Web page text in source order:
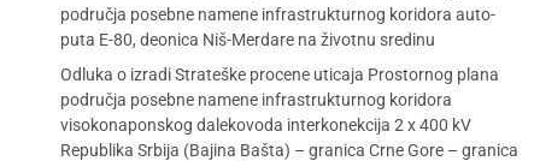
područja posebne namene infrastrukturnog koridora auto-
puta E-80, deonica Niš-Merdare na životnu sredinu
Odluka o izradi Strateške procene uticaja Prostornog plana
područja posebne namene infrastrukturnog koridora
visokonaponskog dalekovoda interkonekcija 2 x 400 kV
Republika Srbija (Bajina Bašta) – granica Crne Gore – granica